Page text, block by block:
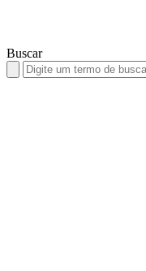
Buscar
Search
for: